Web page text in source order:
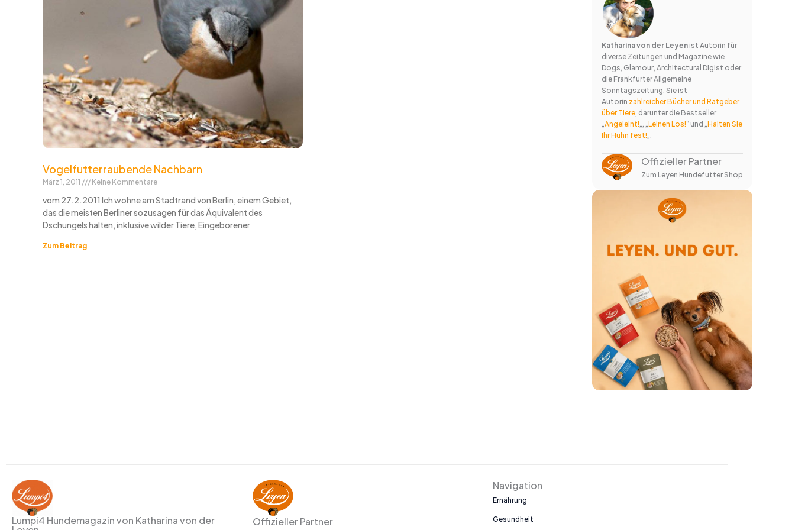
Vogelfutterraubende Nachbarn
März 1, 2011 Keine Kommentare
vom 27.2.2011 Ich wohne am Stadtrand von Berlin, einem Gebiet,
das die meisten Berliner sozusagen für das Äquivalent des
Dschungels halten, inklusive wilder Tiere, Eingeborener
Zum Beitrag
Katharina von der Leyen ist Autorin für
diverse Zeitungen und Magazine wie
Dogs, Glamour, Architectural Digist oder
die Frankfurter Allgemeine
Sonntagszeitung. Sie ist
Autorin zahlreicher Bücher und Ratgeber
über Tiere , darunter die Bestseller
„Angeleint! „, „Leinen Los!“ und „Halten Sie
Ihr Huhn fest!
Offizieller Partner
Zum Leyen Hundefutter Shop
Lumpi4 Hundemagazin von Katharina von der
Offizieller Partner
Navigation
Ernährung
Gesundheit